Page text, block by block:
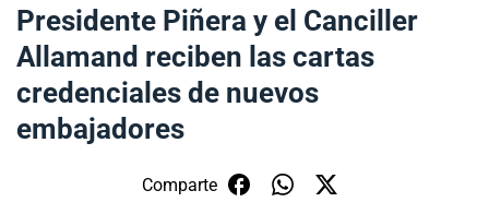
Ministerio
Política Exterior
Presidente Piñera y el Canciller
Allamand reciben las cartas
credenciales de nuevos
embajadores
Comparte